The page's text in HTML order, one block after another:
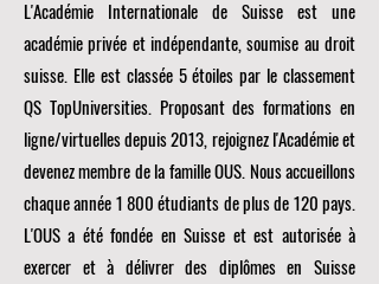
L'Académie Internationale de Suisse est une
académie privée et indépendante, soumise au droit
suisse. Elle est classée 5 étoiles par le classement
QS TopUniversities. Proposant des formations en
ligne/virtuelles depuis 2013, rejoignez l'Académie et
devenez membre de la famille OUS. Nous accueillons
chaque année 1 800 étudiants de plus de 120 pays.
L'OUS a été fondée en Suisse et est autorisée à
exercer et à délivrer des diplômes en Suisse